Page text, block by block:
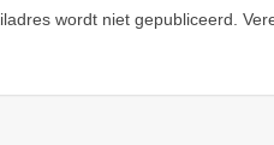
wordt niet gepubliceerd.